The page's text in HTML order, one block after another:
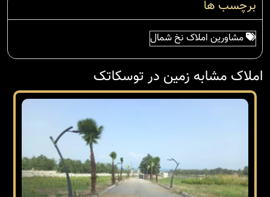
برچسب ها
مشاورین املاک نخ شمال
املاک مشابه زمین در توسکاتک